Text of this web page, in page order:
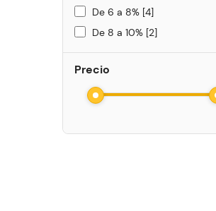
De 6 a 8% 4
De 8 a 10% 2
Precio